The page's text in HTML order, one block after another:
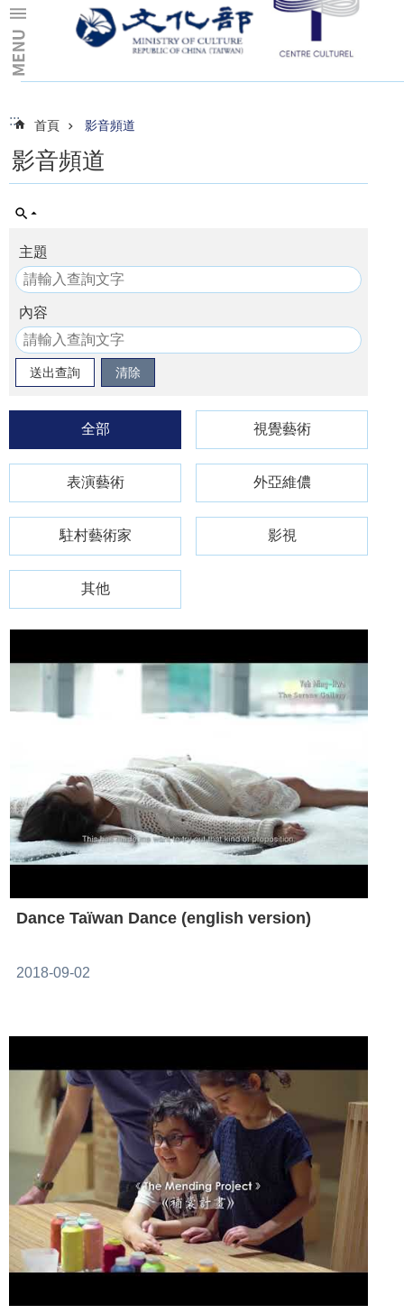
跳到主要內容區塊
:::
::: 首頁 影音頻道
影音頻道
主題
內容
全部 視覺藝術
表演藝術 外亞維儂
駐村藝術家 影視
其他
Dance Taïwan Dance (english version)
2018-09-02